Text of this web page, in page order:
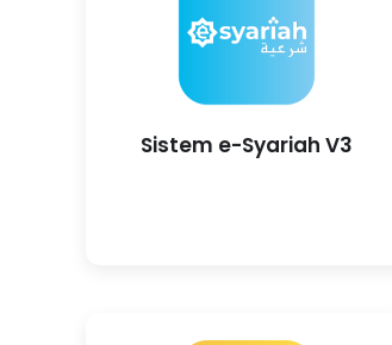
Sistem e-Syariah V3